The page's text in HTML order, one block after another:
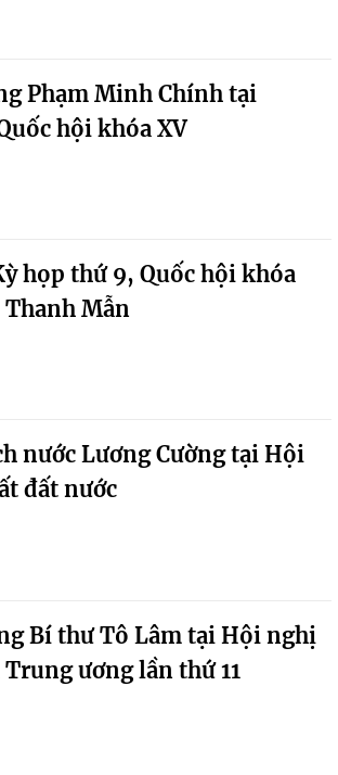
Phạm Minh Chính tại
hội khóa XV
họp thứ 9, Quốc hội khóa
Thanh Mẫn
nước Lương Cường tại Hội
đất nước
Bí thư Tô Lâm tại Hội nghị
ương lần thứ 11